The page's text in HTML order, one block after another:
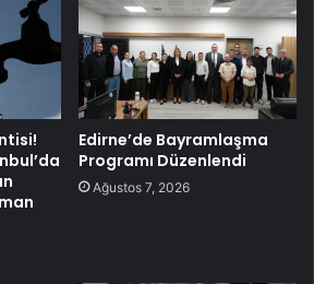
Edirne’de Bayramlaşma
Programı Düzenlendi
Ağustos 7, 2026